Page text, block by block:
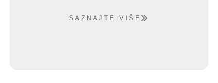
SAZNAJTE VIŠE